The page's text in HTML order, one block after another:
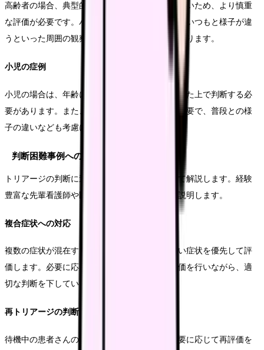
高齢者の場合、典型的な症状を示さないことが多いため、より慎重
な評価が必要です。バイタルサインが正常でも、いつもと様子が違
うといった周囲の観察情報も重要な判断材料となります。
小児の症例
小児の場合は、年齢による正常値の違いを理解した上で判断する必
要があります。また、保護者からの情報収集も重要で、普段との様
子の違いなども考慮に入れます。
判断困難事例への対応
トリアージの判断に迷う場合の対処方法について解説します。経験
豊富な先輩看護師や医師との連携方法も含めて説明します。
複合症状への対応
複数の症状が混在する場合は、最も緊急性の高い症状を優先して評
価します。必要に応じて、継続的な観察と再評価を行いながら、適
切な判断を下していきます。
再トリアージの判断
待機中の患者さんの状態変化に注意を払い、必要に応じて再評価を